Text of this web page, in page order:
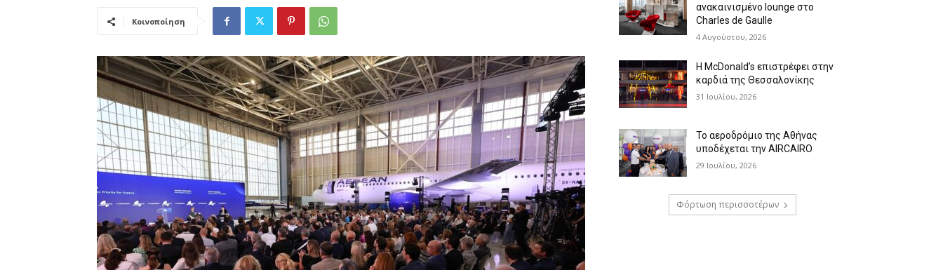
Κοινοποίηση
ανακαινισμένο lounge στο
Charles de Gaulle
4 Αυγούστου, 2026
Η McDonald’s επιστρέφει στην
καρδιά της Θεσσαλονίκης
31 Ιουλίου, 2026
Το αεροδρόμιο της Αθήνας
υποδέχεται την AIRCAIRO
29 Ιουλίου, 2026
Φόρτωση περισσοτέρων